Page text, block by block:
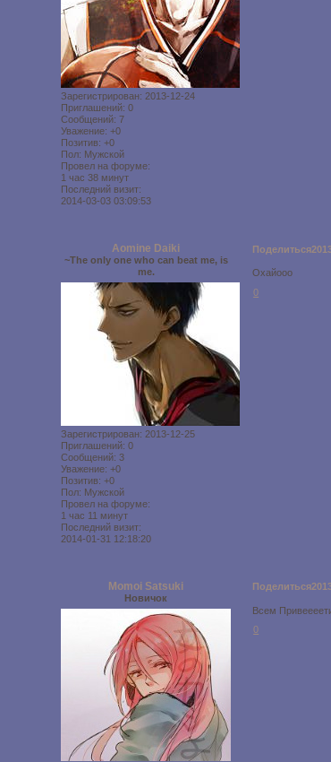
Зарегистрирован: 2013-12-24
Приглашений: 0
Сообщений: 7
Уважение: +0
Позитив: +0
Пол: Мужской
Провел на форуме:
1 час 38 минут
Последний визит:
2014-03-03 03:09:53
Поделиться
Aomine Daiki
~The only one who can beat me, is
me.
Зарегистрирован: 2013-12-25
Приглашений: 0
Сообщений: 3
Уважение: +0
Позитив: +0
Пол: Мужской
Провел на форуме:
1 час 11 минут
Последний визит:
2014-01-31 12:18:20
Охайооо
0
Поделиться
Momoi Satsuki
Новичок
Всем
0